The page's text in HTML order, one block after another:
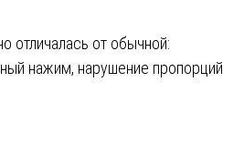
отличалась от обычной:
нажим, нарушение пропорций